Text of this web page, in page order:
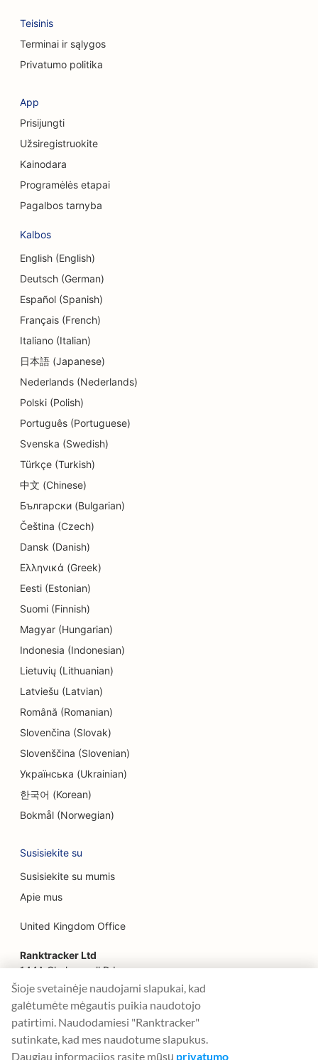
SEO kavos parduotuvėms
SEO kosmetikos chirurgams
SEO konsultacinėms įmonėms
Delis SEO
SEO skolų konsultavimo paslaugoms
Valiutos keitimo paslaugų SEO
Šokių studijų SEO
Dermabrazijos paslaugų SEO
SEO optimizavimas vaikų priežiūros centrams
SEO odontologijos klinikoms
SEO restoranams
SEO keksiukų parduotuvėms
SEO švietimo ir vaikų priežiūros paslaugoms
SEO parduotuvėms, kuriose prekiaujama
keksiukais
SEO elektrikams
SEO sausoms valykloms
SEO elektronikos parduotuvėms
SEO inžinerijos įmonėms
SEO endodontologams
SEO pramogoms ir poilsiui
Etninių restoranų EO
'Farm-to-Table' restoranų SEO
SEO veido pakėlimo paslaugoms
SEO šeimos restoranams
SEO finansų planuotojams
SEO greito maisto restoranams
SEO gėlininkams
SEO maisto prekybos centrams
Prancūzijos konditerijos parduotuvių SEO
SEO maisto sunkvežimiams
SEO baldų parduotuvėms
Teisinis
Terminai ir sąlygos
Privatumo politika
App
Prisijungti
Užsiregistruokite
Kainodara
Programėlės etapai
Pagalbos tarnyba
Kalbos
English (English)
Deutsch (German)
Español (Spanish)
Français (French)
Italiano (Italian)
日本語 (Japanese)
Nederlands (Nederlands)
Polski (Polish)
Português (Portuguese)
Svenska (Swedish)
Türkçe (Turkish)
中文 (Chinese)
Български (Bulgarian)
Čeština (Czech)
Dansk (Danish)
Ελληνικά (Greek)
Eesti (Estonian)
Suomi (Finnish)
Magyar (Hungarian)
Indonesia (Indonesian)
Lietuvių (Lithuanian)
Latviešu (Latvian)
Română (Romanian)
Slovenčina (Slovak)
Slovenščina (Slovenian)
Українська (Ukrainian)
한국어 (Korean)
Bokmål (Norwegian)
Susisiekite su
Susisiekite su mumis
Apie mus
United Kingdom Office
Ranktracker Ltd
144A Clerkenwell Rd
London, EC1R 5DF
Company No: 08820809
felix@ranktracker.com
Šioje svetainėje naudojami slapukai, kad
galėtumėte mėgautis puikia naudotojo
patirtimi. Naudodamiesi "Ranktracker"
sutinkate, kad mes naudotume slapukus.
Daugiau informacijos rasite mūsų privatumo